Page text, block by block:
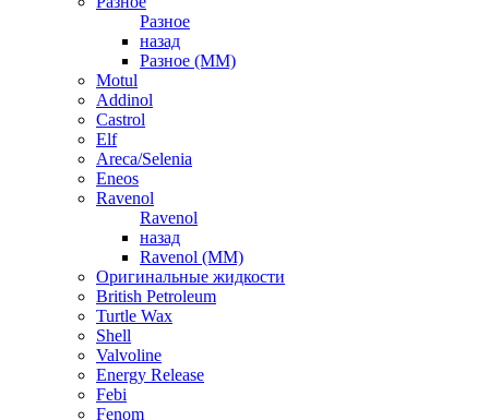
Разное
назад
Разное (ММ)
Motul
Addinol
Castrol
Elf
Areca/Selenia
Eneos
Ravenol
Ravenol
назад
Ravenol (ММ)
Оригинальные жидкости
British Petroleum
Turtle Wax
Shell
Valvoline
Energy Release
Febi
Fenom